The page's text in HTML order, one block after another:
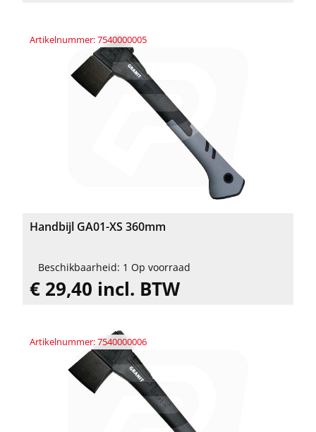
Artikelnummer: 7540000005
Handbijl GA01-XS 360mm
Beschikbaarheid: 1 Op voorraad
€ 29,40 incl. BTW
Artikelnummer: 7540000006